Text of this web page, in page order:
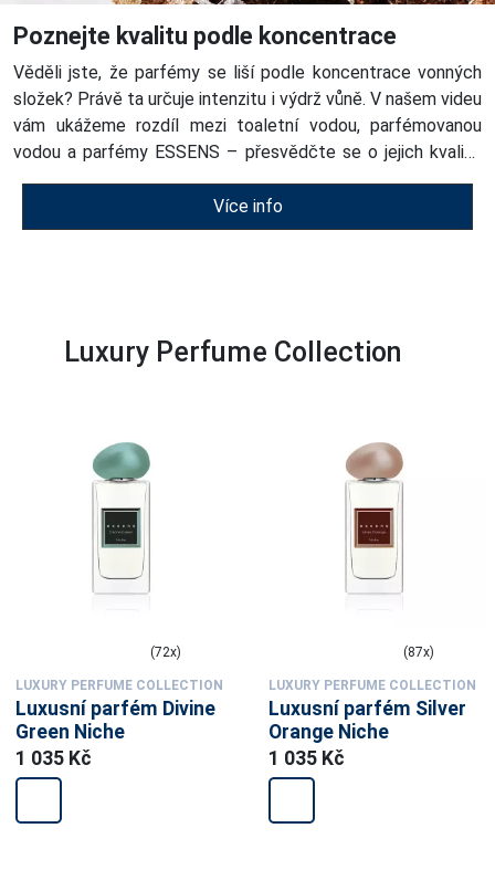
Poznejte kvalitu podle koncentrace
Věděli jste, že parfémy se liší podle koncentrace vonných
složek? Právě ta určuje intenzitu i výdrž vůně. V našem videu
vám ukážeme rozdíl mezi toaletní vodou, parfémovanou
vodou a parfémy ESSENS – přesvědčte se o jejich kvalitě
Více info
Luxury Perfume Collection
(72x)
LUXURY PERFUME COLLECTION
Luxusní parfém Divine
Green Niche
1 035 Kč
(87x)
LUXURY PERFUME COLLECTION
Luxusní parfém Silver
Orange Niche
1 035 Kč